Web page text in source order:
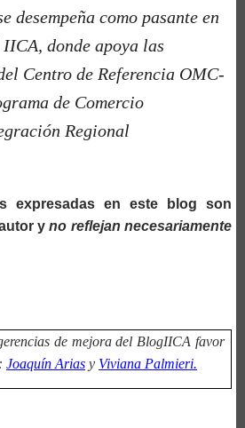
desempeña como pasante en
donde apoya las
Centro de Referencia OMC-
de Comercio
Regional
expresadas en este blog son
yno reflejan necesariamente
de mejora del BlogIICA favor
Joaquín Arias y Viviana Palmieri.